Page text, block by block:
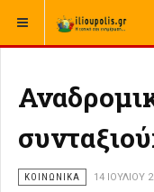
ΒΡΊΣΚΕΣΤΕ ΕΔΏ: ΑΡΧΙΚΉ
ΚΟΙΝΩΝΙΚΑ 14 ΙΟΥΛΊΟΥ